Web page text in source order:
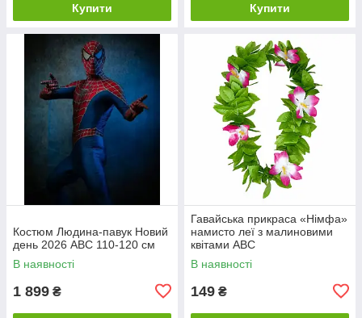
Купити Купити
Костюм Людина-павук Новий
день 2026 ABC 110-120 см
В наявності
1 899 ₴
Гавайська прикраса «Німфа»
намисто леї з малиновими
квітами ABC
В наявності
149 ₴